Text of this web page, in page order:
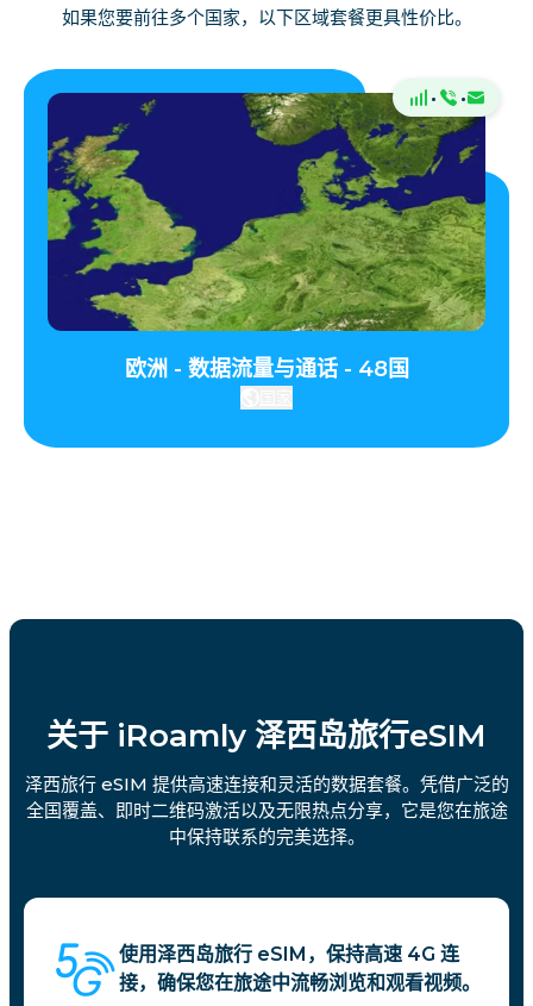
如果您要前往多个国家，以下区域套餐更具性价比。
· ·
欧洲 - 数据流量与通话 - 48国
关于 iRoamly 泽西岛旅行eSIM
泽西旅行 eSIM 提供高速连接和灵活的数据套餐。凭借广泛的
全国覆盖、即时二维码激活以及无限热点分享，它是您在旅途
中保持联系的完美选择。
使用泽西岛旅行 eSIM，保持高速 4G 连
接，确保您在旅途中流畅浏览和观看视频。